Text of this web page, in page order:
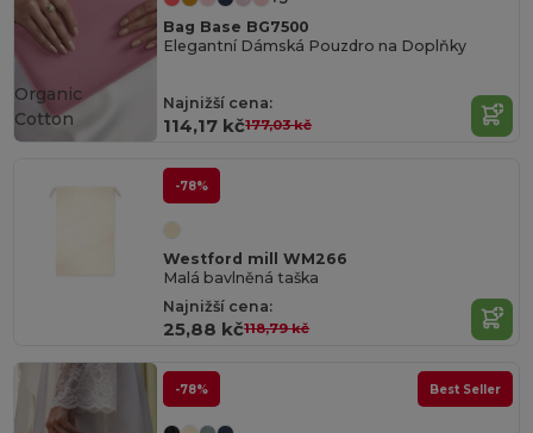
Bag Base BG7500
Elegantní Dámská Pouzdro na Doplňky
Najnižší cena:
114,17 kč177,03 kč
Organic
Cotton
-78%
Westford mill WM266
Malá bavlněná taška
Najnižší cena:
25,88 kč118,79 kč
-78% Best Seller